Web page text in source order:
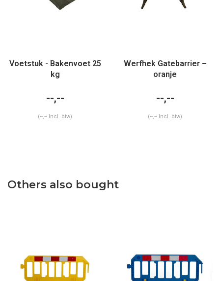
Voetstuk - Bakenvoet 25
kg
--,--
(--,-- Incl. btw)
Werfhek Gatebarrier –
oranje
--,--
(--,-- Incl. btw)
Others also bought